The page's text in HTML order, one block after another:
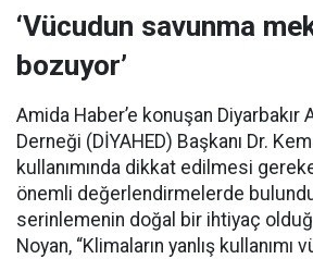
‘Vücudun savunma
bozuyor’
Amida Haber’e konuşan Diyarbakır
Derneği (DİYAHED) Başkanı Dr.
kullanımında dikkat edilmesi
önemli değerlendirmelerde
serinlemenin doğal bir ihtiyaç
Noyan, “Klimaların yanlış kullanımı